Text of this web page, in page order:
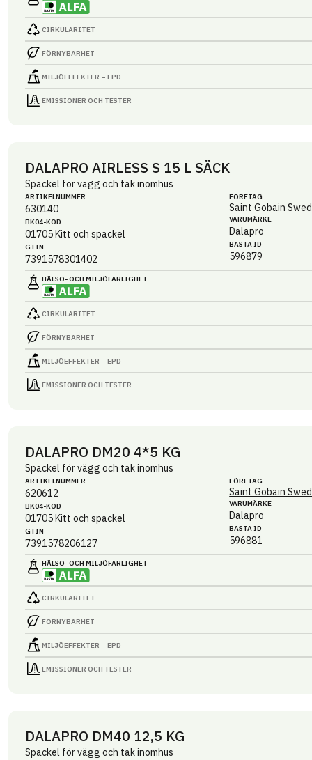
CIRKULARITET
FÖRNYBARHET
MILJÖEFFEKTER – EPD
EMISSIONER OCH TESTER
DALAPRO AIRLESS S 15 L SÄCK
Spackel för vägg och tak inomhus
ARTIKEL­NUMMER
630140
BK04-KOD
01705Kitt och spackel
GTIN
7391578301402
FÖRETAG
Saint Gobain
VARUMÄRKE
Dalapro
BASTA ID
596879
HÄLSO- OCH MILJÖ­FARLIGHET
CIRKULARITET
FÖRNYBARHET
MILJÖEFFEKTER – EPD
EMISSIONER OCH TESTER
DALAPRO DM20 4*5 KG
Spackel för vägg och tak inomhus
ARTIKEL­NUMMER
620612
BK04-KOD
01705Kitt och spackel
GTIN
7391578206127
FÖRETAG
Saint Gobain
VARUMÄRKE
Dalapro
BASTA ID
596881
HÄLSO- OCH MILJÖ­FARLIGHET
CIRKULARITET
FÖRNYBARHET
MILJÖEFFEKTER – EPD
EMISSIONER OCH TESTER
DALAPRO DM40 12,5 KG
Spackel för vägg och tak inomhus